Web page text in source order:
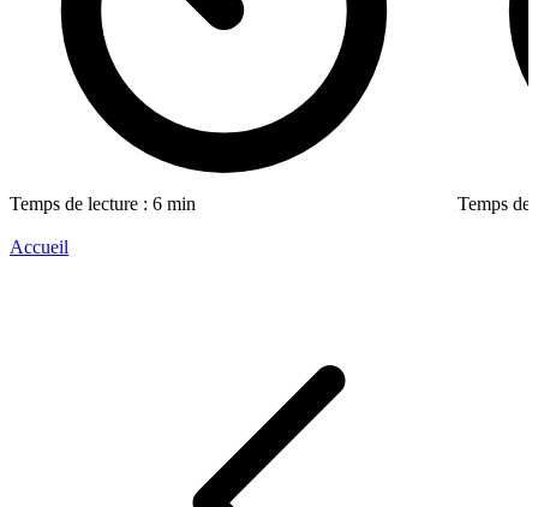
Temps de lecture : 6 min Temps de
Accueil